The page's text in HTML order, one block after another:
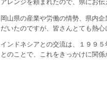
アレンジを頼まれたので、県にお
岡山県の産業や労働の情勢、県内
だいたのですが、皆さんとても熱心
インドネシアとの交流は、１９９
とのことで、これをきっかけに関